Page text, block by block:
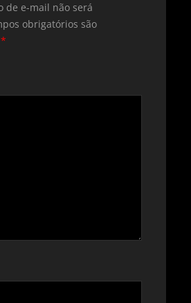
de e-mail não será
obrigatórios são
*